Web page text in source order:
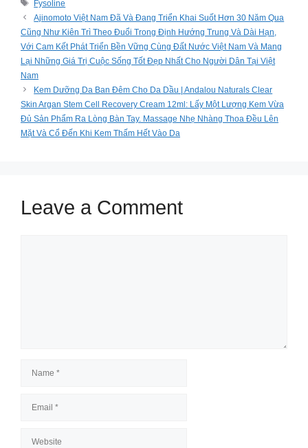
Fysoline
Ajinomoto Việt Nam Đã Và Đang Triển Khai Suốt Hơn 30 Năm Qua
Cũng Như Kiên Trì Theo Đuổi Trong Định Hướng Trung Và Dài Hạn,
Với Cam Kết Phát Triển Bền Vững Cùng Đất Nước Việt Nam Và Mang
Lại Những Giá Trị Cuộc Sống Tốt Đẹp Nhất Cho Người Dân Tại Việt
Nam
Kem Dưỡng Da Ban Đêm Cho Da Dầu | Andalou Naturals Clear
Skin Argan Stem Cell Recovery Cream 12ml: Lấy Một Lượng Kem Vừa
Đủ Sản Phẩm Ra Lòng Bàn Tay. Massage Nhẹ Nhàng Thoa Đều Lên
Mặt Và Cổ Đến Khi Kem Thấm Hết Vào Da
Leave a Comment